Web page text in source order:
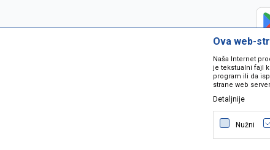
Nastojimo da budemo što
grešaka. Svi artikli na sajtu su dio
Ova web-
Naša Internet
je tekstualni fajl
program ili da
strane web
Detaljnije
Nužni